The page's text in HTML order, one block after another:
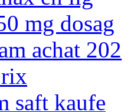
mg dosag
achat 202
saft kaufe